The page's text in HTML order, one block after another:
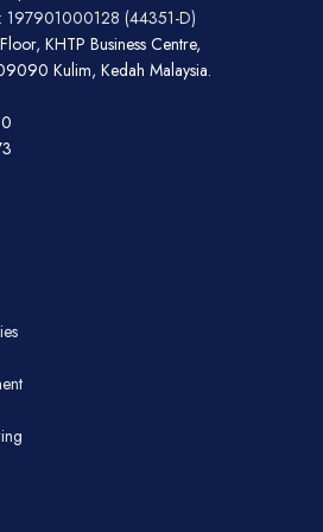
197901000128 (44351-D)
KHTP Business Centre,
Kulim, Kedah Malaysia.